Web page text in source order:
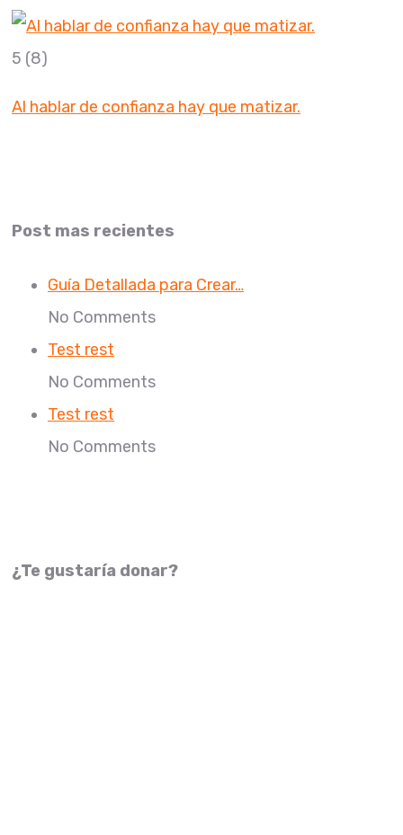
5 (8)
Al hablar de confianza hay que matizar.
Post mas recientes
Guía Detallada para Crear…
No Comments
Test rest
No Comments
Test rest
No Comments
¿Te gustaría donar?